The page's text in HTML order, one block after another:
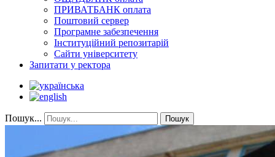
ПРИВАТБАНК оплата
Поштовий сервер
Програмне забезпечення
Інституційний репозитарій
Сайти університету
Запитати у ректора
Пошук... Пошук